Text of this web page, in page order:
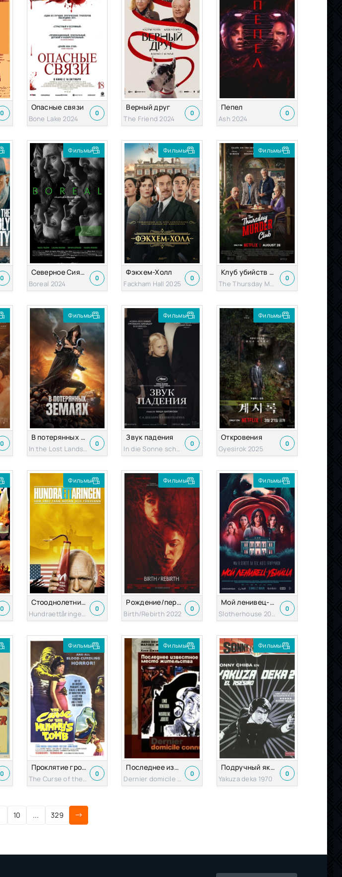
0
Опасные связи
Bone Lake 2024
0
Верный друг
The Friend 2024
0
Пепел
Ash 2024
0
0
Фильмы
Северное Сияние
Boreal 2024
0
Фильмы
Фэкхем-Холл
Fackham Hall 2025
0
Фильмы
Клуб убийств по четвергам
The Thursday Murder Club 2025
0
0
Фильмы
В потерянных землях
In the Lost Lands 2024
0
Фильмы
Звук падения
In die Sonne schauen 2025
0
Фильмы
Откровения
Gyesirok 2025
0
0
Фильмы
Стооднолетний старик, который не заплатил и исчез
Hundraettåringen som smet från notan och försvann 2016
0
Фильмы
Рождение/перерождение
Birth/Rebirth 2022
0
Фильмы
Мой ленивец-убийца
Slotherhouse 2023
0
0
Фильмы
Проклятие гробницы мумии
The Curse of the Mummy's Tomb 1964
0
Фильмы
Последнее известное место жительства
Dernier domicile connu 1969
0
Фильмы
Подручный якудза 2: Наемный убийца
Yakuza deka 1970
0
10 ... 329